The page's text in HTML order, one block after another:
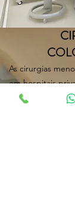
As cirurgias
em hospitais
clinic” (menor